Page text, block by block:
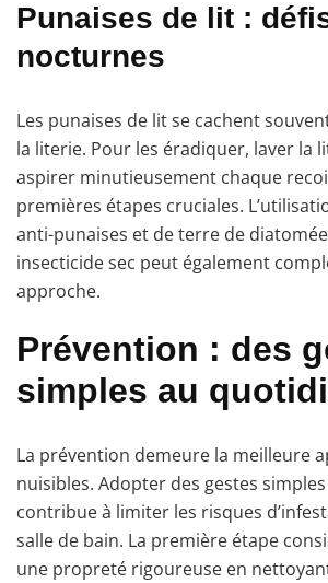
Punaises de lit :
nocturnes
Les punaises de lit se cachent
la literie. Pour les éradiquer, laver la
aspirer minutieusement chaque
premières étapes cruciales.
anti-punaises et de terre de
insecticide sec peut également
approche.
Prévention : des
simples au
La prévention demeure la meilleure
nuisibles. Adopter des gestes
contribue à limiter les risques
salle de bain. La première étape
une propreté rigoureuse en